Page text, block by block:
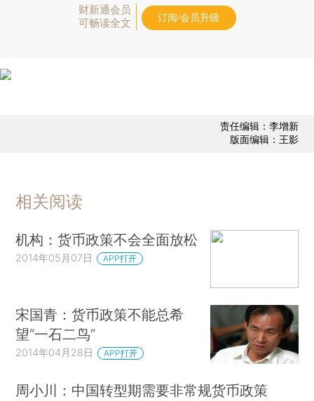
财新通会员
可畅读全文
订阅/会员升级
责任编辑：李增新
版面编辑：王影
相关阅读
机构：货币政策不会全面放松
2014年05月07日 APP打开
宋国青：货币政策不能总希
望“一石二鸟”
2014年04月28日 APP打开
周小川：中国转型期需要非常规货币政策